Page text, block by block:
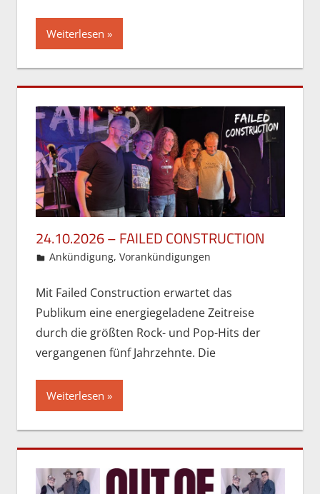
Weiterlesen
24.10.2026 – FAILED CONSTRUCTION
26. Mai 2026
Gordon Ohlendorf
Ankündigung,Vorankündigungen
Mit Failed Construction erwartet das
Publikum eine energiegeladene Zeitreise
durch die größten Rock- und Pop-Hits der
vergangenen fünf Jahrzehnte. Die
Weiterlesen